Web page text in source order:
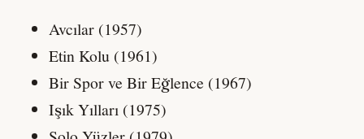
Avcılar (1957)
Etin Kolu (1961)
Bir Spor ve Bir Eğlence (1967)
Işık Yılları (1975)